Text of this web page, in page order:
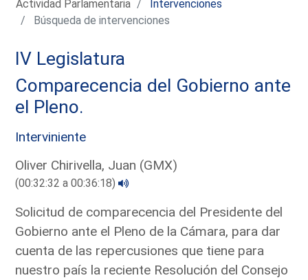
Actividad Parlamentaria
Intervenciones
Búsqueda de intervenciones
IV Legislatura
Comparecencia del Gobierno ante
el Pleno.
Interviniente
Oliver Chirivella, Juan (GMX)
(00:32:32 a 00:36:18)
Solicitud de comparecencia del Presidente del
Gobierno ante el Pleno de la Cámara, para dar
cuenta de las repercusiones que tiene para
nuestro país la reciente Resolución del Consejo